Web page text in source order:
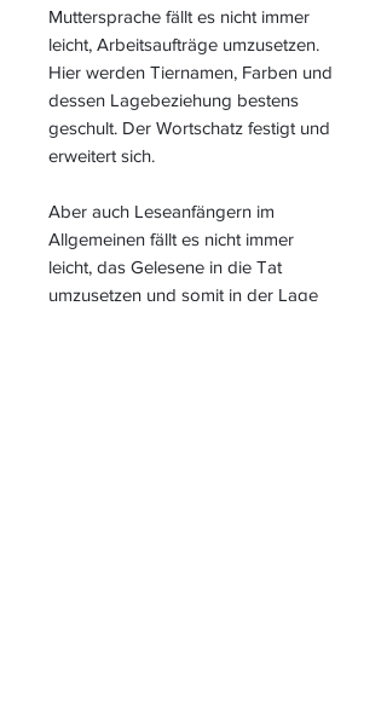
Muttersprache fällt es nicht immer
leicht, Arbeitsaufträge umzusetzen.
Hier werden Tiernamen, Farben und
dessen Lagebeziehung bestens
geschult. Der Wortschatz festigt und
erweitert sich.
Aber auch Leseanfängern im
Allgemeinen fällt es nicht immer
leicht, das Gelesene in die Tat
umzusetzen und somit in der Lage